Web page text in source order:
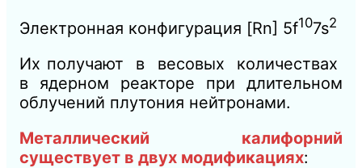
Электронная конфигурация [Rn] 5f107s2
Их получают в весовых количествах
в ядерном реакторе при длительном
облучений плутония нейтронами.
Металлический калифорний
существует в двух модификациях: